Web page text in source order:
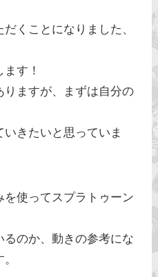
くことになりました、
す！
りますが、まずは自分の
きたいと思っていま
使ってスプラトゥーン
のか、動きの参考にな